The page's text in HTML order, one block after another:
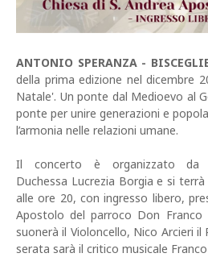
ANTONIO SPERANZA -
della prima edizione nel dicembre
Natale'. Un ponte dal Medioevo al
ponte per unire generazioni e
l’armonia nelle relazioni umane.
Il concerto è organizzato da
Duchessa Lucrezia Borgia e si
alle ore 20, con ingresso libero,
Apostolo del parroco Don Franco
suonerà il Violoncello, Nico Arcieri
serata sarà il critico musicale